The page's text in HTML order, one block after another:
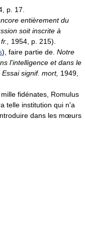
p. 17.
entièrement du
soit inscrite à
1954, p. 215).
), faire partie de. Notre
l'intelligence et dans le
Essai signif. mort, 1949,
fidénates, Romulus
telle institution qui n'a
dans les mœurs